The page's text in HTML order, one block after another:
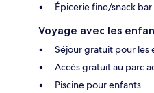
Épicerie fine/snack bar
Voyage avec les
Séjour gratuit pour les
Accès gratuit au parc
Piscine pour enfants